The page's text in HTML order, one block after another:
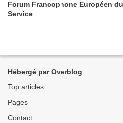
Forum Francophone Européen du
Service
Hébergé par Overblog
Top articles
Pages
Contact